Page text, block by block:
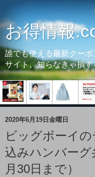
お得情報
誰でも使える最新クー
サイト。知らなきゃ損
2020年6月19日金曜日
ビッグボーイ
込みハンバーグ
月30日まで）